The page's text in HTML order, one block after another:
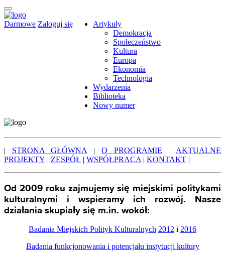
Darmowe Zaloguj się
Artykuły
Demokracja
Społeczeństwo
Kultura
Europa
Ekonomia
Technologia
Wydarzenia
Biblioteka
Nowy numer
| STRONA GŁÓWNA | O PROGRAMIE | AKTUALNE
PROJEKTY | ZESPÓŁ | WSPÓŁPRACA | KONTAKT |
Od 2009 roku zajmujemy się miejskimi politykami
kulturalnymi i wspieramy ich rozwój. Nasze
działania skupiały się m.in. wokół:
Badania Miejskich Polityk Kulturalnych 2012 i 2016
Badania funkcjonowania i potencjału instytucji kultury